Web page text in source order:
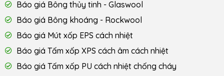
Báo giá Bông thủy tinh - Glaswool
Báo giá Bông khoáng - Rockwool
Báo giá Mút xốp EPS cách nhiệt
Báo giá Tấm xốp XPS cách âm cách nhiệt
Báo giá Tấm xốp PU cách nhiệt chống cháy